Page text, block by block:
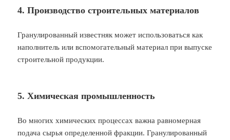
4. Производство строительных материалов
Гранулированный известняк может использоваться как
наполнитель или вспомогательный материал при выпуске
строительной продукции.
5. Химическая промышленность
Во многих химических процессах важна равномерная
подача сырья определенной фракции. Гранулированный